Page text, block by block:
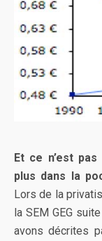
Et ce n’est
plus dans la
Lors de la
la SEM GEG
avons décrites